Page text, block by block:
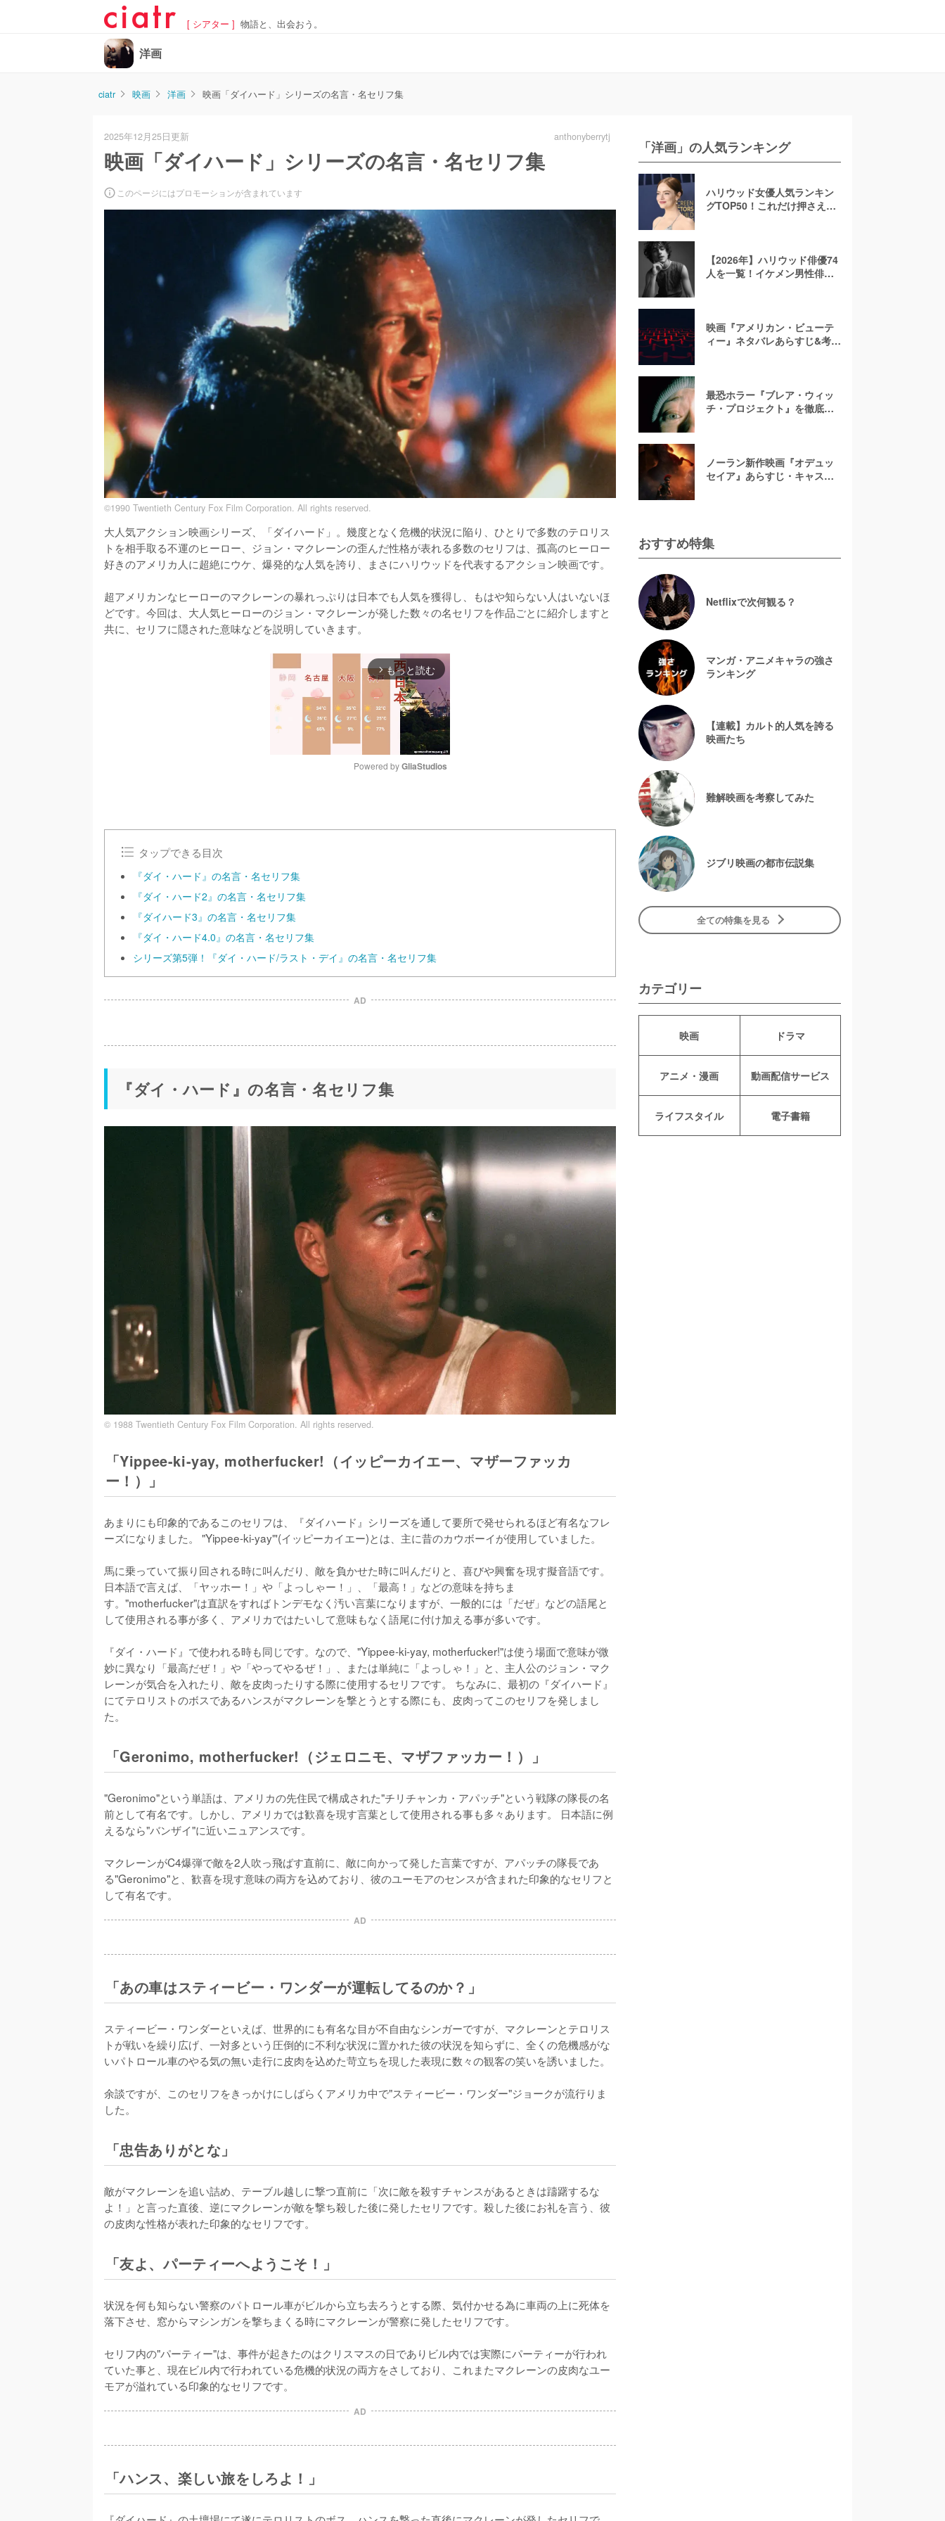
[ シアター ] 物語と、出会おう。
洋画
ciatr 映画 洋画 映画「ダイハード」シリーズの名言・名セリフ集
2025年12月25日更新 anthonyberrytj
映画「ダイハード」シリーズの名言・名セリフ集
このページにはプロモーションが含まれています
©1990 Twentieth Century Fox Film Corporation. All rights reserved.
大人気アクション映画シリーズ、「ダイハード」。幾度となく危機的状況に陥り、ひとりで多数のテロリス
トを相手取る不運のヒーロー、ジョン・マクレーンの歪んだ性格が表れる多数のセリフは、孤高のヒーロー
好きのアメリカ人に超絶にウケ、爆発的な人気を誇り、まさにハリウッドを代表するアクション映画です。
超アメリカンなヒーローのマクレーンの暴れっぷりは日本でも人気を獲得し、もはや知らない人はいないほ
どです。今回は、大人気ヒーローのジョン・マクレーンが発した数々の名セリフを作品ごとに紹介しますと
共に、セリフに隠された意味などを説明していきます。
arrow_forward_ios もっと読む
u
Powered by GliaStudios
タップできる目次
『ダイ・ハード』の名言・名セリフ集
『ダイ・ハード2』の名言・名セリフ集
『ダイハード3』の名言・名セリフ集
『ダイ・ハード4.0』の名言・名セリフ集
シリーズ第5弾！『ダイ・ハード/ラスト・デイ』の名言・名セリフ集
AD
『ダイ・ハード』の名言・名セリフ集
© 1988 Twentieth Century Fox Film Corporation. All rights reserved.
「Yippee-ki-yay, motherfucker!（イッピーカイエー、マザーファッカ
ー！）」
あまりにも印象的であるこのセリフは、『ダイハード』シリーズを通して要所で発せられるほど有名なフレ
ーズになりました。 "Yippee-ki-yay"'(イッピーカイエー)とは、主に昔のカウボーイが使用していました。
馬に乗っていて振り回される時に叫んだり、敵を負かせた時に叫んだりと、喜びや興奮を現す擬音語です。
日本語で言えば、「ヤッホー！」や「よっしゃー！」、「最高！」などの意味を持ちま
す。"motherfucker"は直訳をすればトンデモなく汚い言葉になりますが、一般的には「だぜ」などの語尾と
して使用される事が多く、アメリカではたいして意味もなく語尾に付け加える事が多いです。
『ダイ・ハード』で使われる時も同じです。なので、"Yippee-ki-yay, motherfucker!"は使う場面で意味が微
妙に異なり「最高だぜ！」や「やってやるぜ！」、または単純に「よっしゃ！」と、主人公のジョン・マク
レーンが気合を入れたり、敵を皮肉ったりする際に使用するセリフです。 ちなみに、最初の『ダイハード』
にてテロリストのボスであるハンスがマクレーンを撃とうとする際にも、皮肉ってこのセリフを発しまし
た。
「Geronimo, motherfucker!（ジェロニモ、マザファッカー！）」
"Geronimo"という単語は、アメリカの先住民で構成された"チリチャンカ・アパッチ"という戦隊の隊長の名
前として有名です。しかし、アメリカでは歓喜を現す言葉として使用される事も多々あります。 日本語に例
えるなら"バンザイ"に近いニュアンスです。
マクレーンがC4爆弾で敵を2人吹っ飛ばす直前に、敵に向かって発した言葉ですが、アパッチの隊長であ
る"Geronimo"と、歓喜を現す意味の両方を込めており、彼のユーモアのセンスが含まれた印象的なセリフと
AD
「あの車はスティービー・ワンダーが運転してるのか？」
スティービー・ワンダーといえば、世界的にも有名な目が不自由なシンガーですが、マクレーンとテロリス
トが戦いを繰り広げ、一対多という圧倒的に不利な状況に置かれた彼の状況を知らずに、全くの危機感がな
いパトロール車のやる気の無い走行に皮肉を込めた苛立ちを現した表現に数々の観客の笑いを誘いました。
余談ですが、このセリフをきっかけにしばらくアメリカ中で"スティービー・ワンダー"ジョークが流行りま
「忠告ありがとな」
敵がマクレーンを追い詰め、テーブル越しに撃つ直前に「次に敵を殺すチャンスがあるときは躊躇するな
よ！」と言った直後、逆にマクレーンが敵を撃ち殺した後に発したセリフです。殺した後にお礼を言う、彼
の皮肉な性格が表れた印象的なセリフです。
「友よ、パーティーへようこそ！」
状況を何も知らない警察のパトロール車がビルから立ち去ろうとする際、気付かせる為に車両の上に死体を
落下させ、窓からマシンガンを撃ちまくる時にマクレーンが警察に発したセリフです。
セリフ内の"パーティー"は、事件が起きたのはクリスマスの日でありビル内では実際にパーティーが行われ
ていた事と、現在ビル内で行われている危機的状況の両方をさしており、これまたマクレーンの皮肉なユー
モアが溢れている印象的なセリフです。
AD
「ハンス、楽しい旅をしろよ！」
「洋画」の人気ランキング
ハリウッド女優人気ランキン
グTOP50！これだけ押さえれ
【2026年】ハリウッド俳優74
人を一覧！イケメン男性俳優
映画『アメリカン・ビューテ
ィー』ネタバレあらすじ&考
最恐ホラー『ブレア・ウィッ
チ・プロジェクト』を徹底紹
ノーラン新作映画『オデュッ
セイア』あらすじ・キャスト
おすすめ特集
Netflixで次何観る？
マンガ・アニメキャラの強さ
ランキング
【連載】カルト的人気を誇る
映画たち
難解映画を考察してみた
ジブリ映画の都市伝説集
全ての特集を見る
カテゴリー
映画 ドラマ
アニメ・漫画 動画配信サービス
ライフスタイル 電子書籍